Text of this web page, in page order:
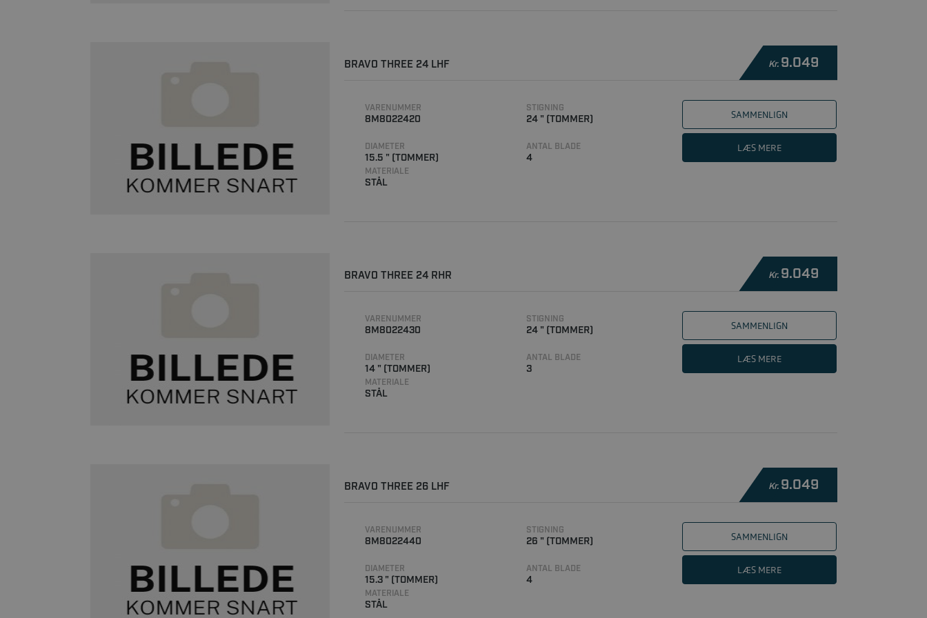
BRAVO THREE 24 LHF Kr. 9.049
VARENUMMER
8M8022420
STIGNING
24 " (TOMMER)
DIAMETER
15.5 " (TOMMER)
ANTAL BLADE
4
MATERIALE
STÅL
SAMMENLIGN
LÆS MERE
BRAVO THREE 24 RHR Kr. 9.049
VARENUMMER
8M8022430
STIGNING
24 " (TOMMER)
DIAMETER
14 " (TOMMER)
ANTAL BLADE
3
MATERIALE
STÅL
SAMMENLIGN
LÆS MERE
BRAVO THREE 26 LHF Kr. 9.049
VARENUMMER
8M8022440
STIGNING
26 " (TOMMER)
DIAMETER
15.3 " (TOMMER)
ANTAL BLADE
4
MATERIALE
STÅL
SAMMENLIGN
LÆS MERE